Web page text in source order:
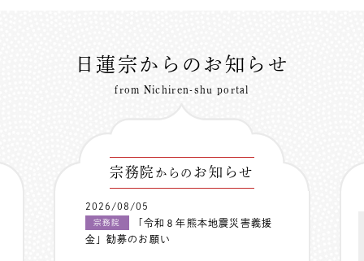
日蓮宗からのお知らせ
from Nichiren-shu portal
宗務院 からの お知らせ
2026/08/05
宗務院
「令和８年熊本地震災害義援
金」勧募のお願い